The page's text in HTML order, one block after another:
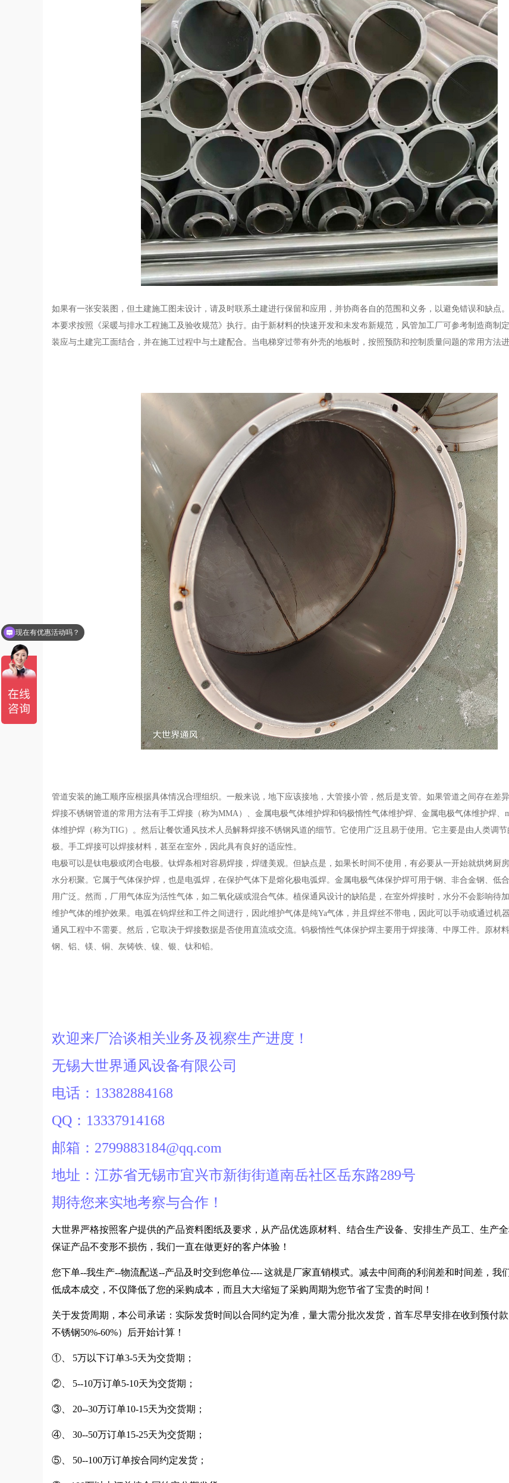
如果有一张安装图，但土建施工图未设计，请及时联系土建进行保留和应用，并协商各自的范围和义务，以避免错误和缺点
本要求按照《采暖与排水工程施工及验收规范》执行。由于新材料的快速开发和未发布新规范，风管加工厂可参考制造商制
装应与土建完工面结合，并在施工过程中与土建配合。当电梯穿过带有外壳的地板时，按照预防和控制质量问题的常用方法进
管道安装的施工顺序应根据具体情况合理组织。一般来说，地下应该接地，大管接小管，然后是支管。如果管道之间存在差异
焊接不锈钢管道的常用方法有手工焊接（称为MMA）、金属电极气体维护焊和钨极惰性气体维护焊、金属电极气体维护焊、
体维护焊（称为TIG）。然后让餐饮通风技术人员解释焊接不锈钢风道的细节。它使用广泛且易于使用。它主要是由人类调
极。手工焊接可以焊接材料，甚至在室外，因此具有良好的适应性。
电极可以是钛电极或闭合电极。钛焊条相对容易焊接，焊缝美观。但缺点是，如果长时间不使用，有必要从一开始就烘烤厨
水分积聚。它属于气体保护焊，也是电弧焊，在保护气体下是熔化极电弧焊。金属电极气体保护焊可用于钢、非合金钢、低
用广泛。然而，厂用气体应为活性气体，如二氧化碳或混合气体。植保通风设计的缺陷是，在室外焊接时，水分不会影响待
维护气体的维护效果。电弧在钨焊丝和工件之间进行，因此维护气体是纯Ya气体，并且焊丝不带电，因此可以手动或通过机
通风工程中不需要。然后，它取决于焊接数据是否使用直流或交流。钨极惰性气体保护焊主要用于焊接薄、中厚工件。原材
钢、铝、镁、铜、灰铸铁、镍、银、钛和铅。
欢迎来厂洽谈相关业务及视察生产进度！
无锡大世界通风设备有限公司
电话：13382884168
QQ：13337914168
邮箱：2799883184@qq.com
地址：江苏省无锡市宜兴市新街街道南岳社区岳东路289号
期待您来实地考察与合作！
大世界严格按照客户提供的产品资料图纸及要求，从产品优选原材料、结合生产设备、安排生产员工、生产
保证产品不变形不损伤，我们一直在做更好的客户体验！
您下单--我生产--物流配送--产品及时交到您单位---- 这就是厂家直销模式。减去中间商的利润差和时间差，我
低成本成交，不仅降低了您的采购成本，而且大大缩短了采购周期为您节省了宝贵的时间！
关于发货周期，本公司承诺：实际发货时间以合同约定为准，量大需分批次发货，首车尽早安排在收到预付款
不锈钢50%-60%）后开始计算！
①、 5万以下订单3-5天为交货期；
②、 5--10万订单5-10天为交货期；
③、 20--30万订单10-15天为交货期；
④、 30--50万订单15-25天为交货期；
⑤、 50--100万订单按合同约定发货；
可以介绍下你们的产品么？